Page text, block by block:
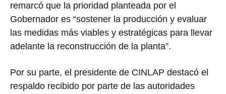
remarcó que la prioridad planteada por el
Gobernador es “sostener la producción y evaluar
las medidas más viables y estratégicas para llevar
adelante la reconstrucción de la planta”.
Por su parte, el presidente de CINLAP destacó el
respaldo recibido por parte de las autoridades